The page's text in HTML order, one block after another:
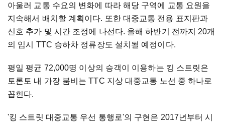
아울러 교통 수요의 변화에 따라 해당 구역에 교통 요원을
지속해서 배치할 계획이다. 또한 대중교통 전용 표지판과
신호 추가 및 시간 조정에 나선다. 올해 하반기 전까지 20개
의 임시 TTC 승하차 정류장도 설치될 예정이다.
평일 평균 72,000명 이상의 승객이 이용하는 킹 스트릿은
토론토 내 가장 붐비는 TTC 지상 대중교통 노선 중 하나로
꼽힌다.
'킹 스트릿 대중교통 우선 통행로'의 구현은 2017년부터 시